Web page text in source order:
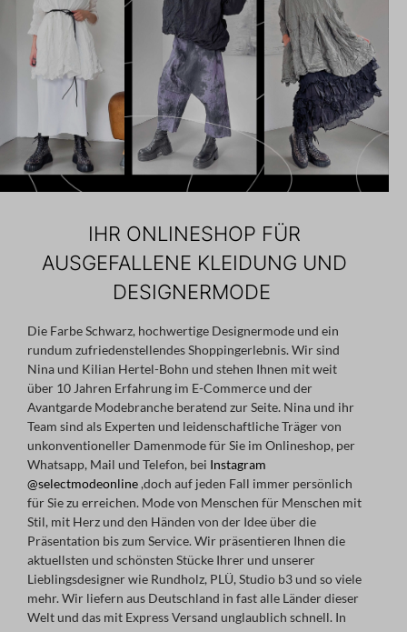
IHR ONLINESHOP FÜR
AUSGEFALLENE KLEIDUNG UND
DESIGNERMODE
Die Farbe Schwarz, hochwertige Designermode und ein
rundum zufriedenstellendes Shoppingerlebnis. Wir sind
Nina und Kilian Hertel-Bohn und stehen Ihnen mit weit
über 10 Jahren Erfahrung im E-Commerce und der
Avantgarde Modebranche beratend zur Seite. Nina und ihr
Team sind als Experten und leidenschaftliche Träger von
unkonventioneller Damenmode für Sie im Onlineshop, per
Whatsapp, Mail und Telefon, bei Instagram
@selectmodeonline ,doch auf jeden Fall immer persönlich
für Sie zu erreichen. Mode von Menschen für Menschen mit
Stil, mit Herz und den Händen von der Idee über die
Präsentation bis zum Service. Wir präsentieren Ihnen die
aktuellsten und schönsten Stücke Ihrer und unserer
Lieblingsdesigner wie Rundholz, PLÜ, Studio b3 und so viele
mehr. Wir liefern aus Deutschland in fast alle Länder dieser
Welt und das mit Express Versand unglaublich schnell. In